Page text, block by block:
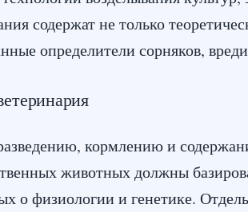
содержат не только
определители сорняков,
кормлению и
животных должны
о физиологии и генетике.